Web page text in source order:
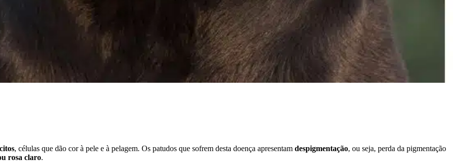
, células que dão cor à pele e à pelagem. Os patudos que sofrem desta doença apresentam despigmentação, ou seja, perda da pigmentação
rosa claro.